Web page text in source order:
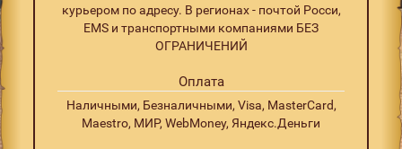
курьером по адресу. В регионах - почтой Росси,
EMS и транспортными компаниями БЕЗ
ОГРАНИЧЕНИЙ
Оплата
Наличными, Безналичными, Visa, MasterCard,
Maestro, МИР, WebMoney, Яндекс.Деньги